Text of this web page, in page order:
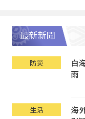
最新新聞
防災
白
雨
生活
海